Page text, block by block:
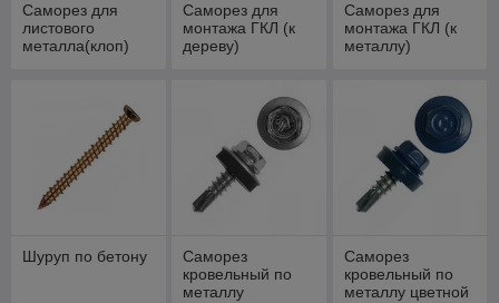
Саморез для
листового
металла(клоп)
Саморез для
монтажа ГКЛ (к
дереву)
Саморез для
монтажа ГКЛ (к
металлу)
Шуруп по бетону
Саморез
кровельный по
металлу
Саморез
кровельный по
металлу цветной